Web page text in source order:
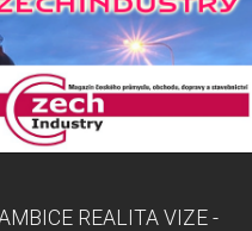
REALITA VIZE -